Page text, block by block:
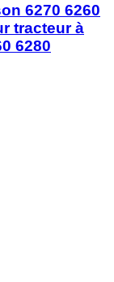
6270 6260
tracteur à
6280